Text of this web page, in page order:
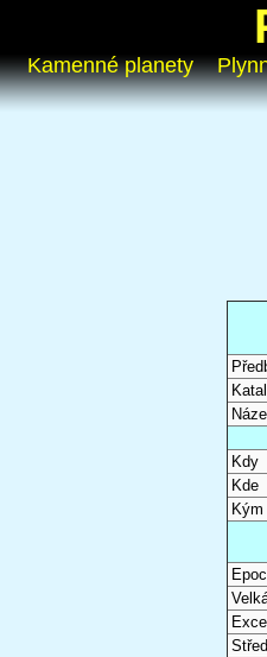
Kamenné planety
Kdy
Kde
Kým